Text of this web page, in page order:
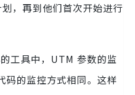
，再到他们首次开始进行
工具中，UTM 参数的监
的监控方式相同。这样